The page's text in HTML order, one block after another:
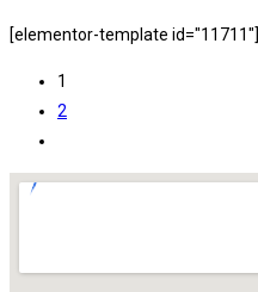
[elementor-template id="11711"]
1
2